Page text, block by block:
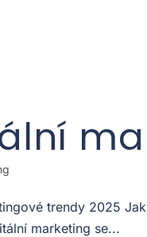
trendy 2025
marketing se...